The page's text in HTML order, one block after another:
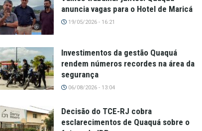
anuncia vagas para o Hotel de Maricá
19/05/2026 - 16:21
Investimentos da gestão Quaquá
rendem números recordes na área da
segurança
06/08/2026 - 13:04
Decisão do TCE-RJ cobra
esclarecimentos de Quaquá sobre o